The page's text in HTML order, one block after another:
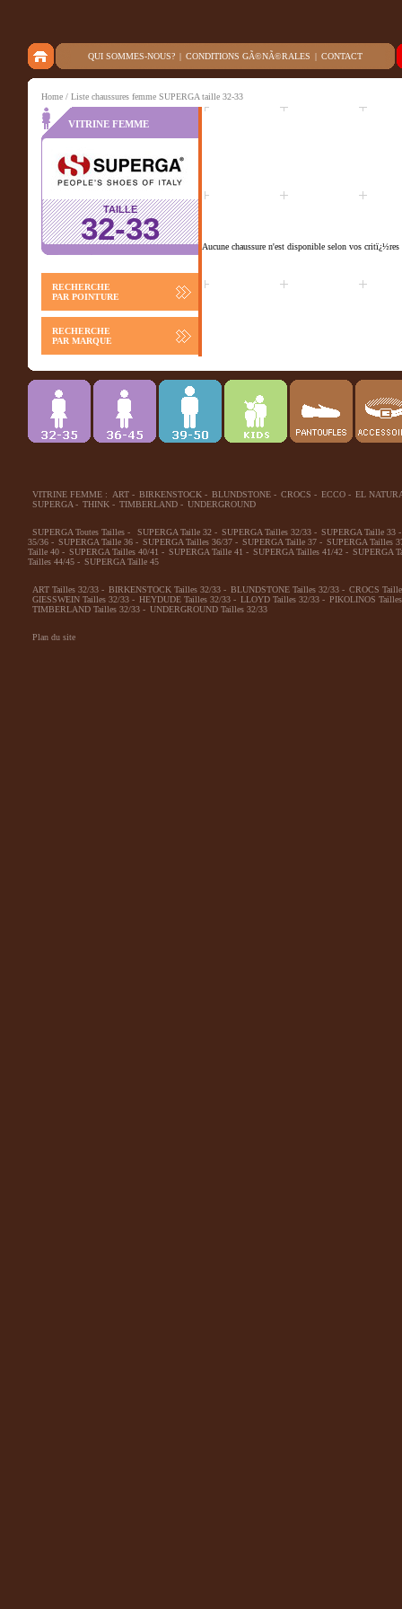
QUI SOMMES-NOUS? | CONDITIONS GÃ©NÃ©RALES | CONTACT
Home / Liste chaussures femme SUPERGA taille 32-33
VITRINE FEMME
TAILLE
32-33
RECHERCHE
PAR POINTURE
RECHERCHE
PAR MARQUE
Aucune chaussure n'est disponible selon vos critï¿½res
VITRINE FEMME : ART - BIRKENSTOCK - BLUNDSTONE - CROCS - ECCO - EL
SUPERGA - THINK - TIMBERLAND - UNDERGROUND
SUPERGA Toutes Tailles - SUPERGA Taille 32 - SUPERGA Tailles 32/33 - SUPERGA Taille 33 -
35/36 - SUPERGA Taille 36 - SUPERGA Tailles 36/37 - SUPERGA Taille 37 - SUPERGA Tailles
Taille 40 - SUPERGA Tailles 40/41 - SUPERGA Taille 41 - SUPERGA Tailles 41/42 - SUPERGA
Tailles 44/45 - SUPERGA Taille 45
ART Tailles 32/33 - BIRKENSTOCK Tailles 32/33 - BLUNDSTONE Tailles 32/33 - CROCS
GIESSWEIN Tailles 32/33 - HEYDUDE Tailles 32/33 - LLOYD Tailles 32/33 - PIKOLINOS
TIMBERLAND Tailles 32/33 - UNDERGROUND Tailles 32/33
Plan du site